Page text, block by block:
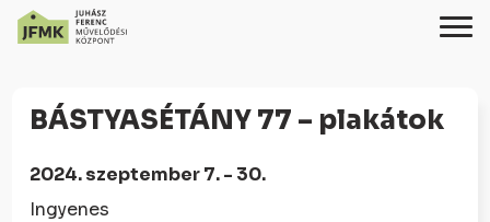
Content
navigációhoz
BÁSTYASÉTÁNY 77 – plakátok
2024. szeptember 7. - 30.
Ingyenes